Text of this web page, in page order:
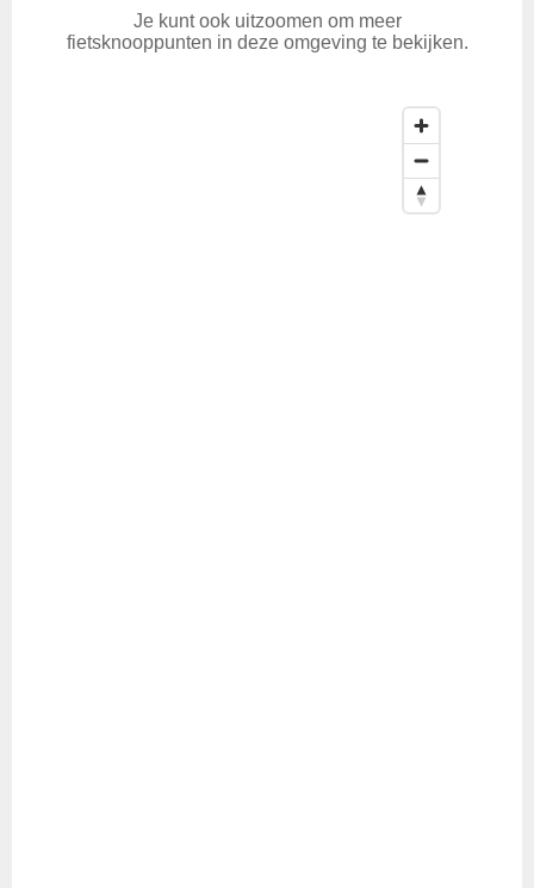
Je kunt ook uitzoomen om meer
fietsknooppunten in deze omgeving te bekijken.